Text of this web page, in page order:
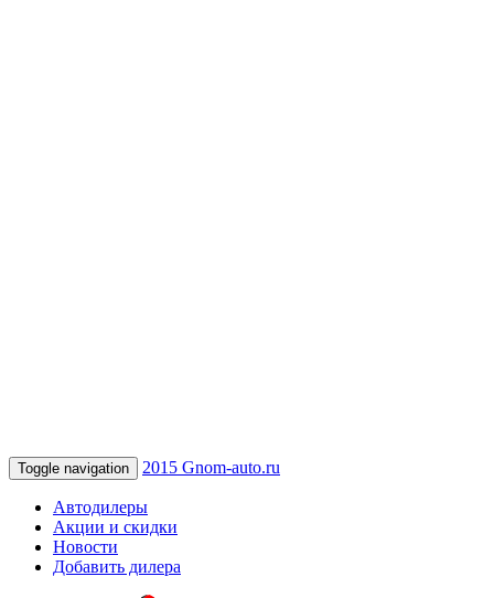
Toggle navigation 2015 Gnom-auto.ru
Автодилеры
Акции и скидки
Новости
Добавить дилера